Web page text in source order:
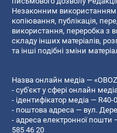
Незаконним використанням
копiювання, публiкацiя,
використання, переробка
складу інших матеріалів,
та інші подібні зміни
Назва онлайн медіа —
- суб'єкт у сфері онлайн
- ідентифікатор медіа — R40-
- поштова адреса — вул.
- адреса електронної пошти
585 46 20